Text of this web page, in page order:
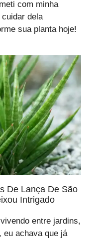
com minha
dela
sua planta hoje!
De Lança De São
Intrigado
entre jardins,
eu achava que já